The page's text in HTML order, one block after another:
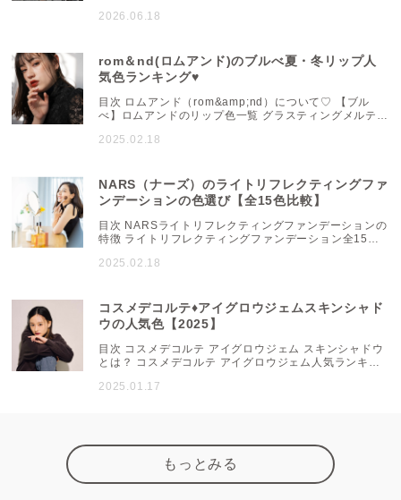
コスメ 【ベースメイク】ドンキホーテで買えるおすすめ
揃えが特徴のディスカウントストアです。取り扱ってい
るコスメの商品も多く、どれにしようか目移りしてしま
う...
2026.06.18
rom＆nd(ロムアンド)のブルべ夏・冬リップ人
気色ランキング♥
目次 ロムアンド（rom&amp;nd）について♡ 【ブル
べ】ロムアンドのリップ色一覧 グラスティングメルティ
ティントの【ブルべ】色一覧 デュイフルウォーターティ
（rom&amp;nd）について♡ ロムアンド
（rom&amp;nd）は、2016年に韓国で誕生し、ビュー
ティークリエイ...
2025.02.18
NARS（ナーズ）のライトリフレクティングファ
ンデーションの色選び【全15色比較】
目次 NARSライトリフレクティングファンデーションの
特徴 ライトリフレクティングファンデーション全15色
色】 【標準色～ピンク系】 【ピンク系】 NARS ライト
相性の良い下地 「崩れにくい！」ライトリフレクティン
2025.02.18
コスメデコルテ♦アイグロウジェムスキンシャド
ウの人気色【2025】
目次 コスメデコルテ アイグロウジェム スキンシャドウ
とは？ コスメデコルテ アイグロウジェム人気ランキン
イグロウジェム スキンシャドウとは？ 独自の新技術
富な30色のカラーバリエーションが揃い、濡れ感を楽し
めるパールたっぷりの「Dewy Glow」と、陰影やう...
2025.01.17
もっとみる